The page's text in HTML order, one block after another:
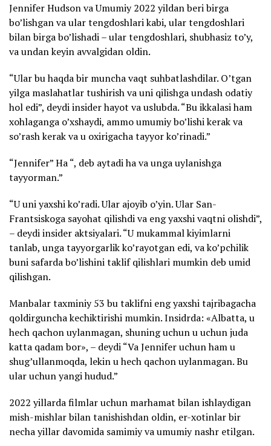
Jennifer Hudson va Umumiy 2022 yildan beri birga
bo’lishgan va ular tengdoshlari kabi, ular tengdoshlari
bilan birga bo’lishadi – ular tengdoshlari, shubhasiz to’y,
va undan keyin avvalgidan oldin.
“Ular bu haqda bir muncha vaqt suhbatlashdilar. O’tgan
yilga maslahatlar tushirish va uni qilishga undash odatiy
hol edi”, deydi insider hayot va uslubda. “Bu ikkalasi ham
xohlaganga o’xshaydi, ammo umumiy bo’lishi kerak va
so’rash kerak va u oxirigacha tayyor ko’rinadi.”
“Jennifer” Ha “, deb aytadi ha va unga uylanishga
tayyorman.”
“U uni yaxshi ko’radi. Ular ajoyib o’yin. Ular San-
Frantsiskoga sayohat qilishdi va eng yaxshi vaqtni olishdi”,
– deydi insider aktsiyalari. “U mukammal kiyimlarni
tanlab, unga tayyorgarlik ko’rayotgan edi, va ko’pchilik
buni safarda bo’lishini taklif qilishlari mumkin deb umid
qilishgan.
Manbalar taxminiy 53 bu taklifni eng yaxshi tajribagacha
qoldirguncha kechiktirishi mumkin. Insidrda: «Albatta, u
hech qachon uylanmagan, shuning uchun u uchun juda
katta qadam bor», – deydi “Va Jennifer uchun ham u
shug’ullanmoqda, lekin u hech qachon uylanmagan. Bu
ular uchun yangi hudud.”
2022 yillarda filmlar uchun marhamat bilan ishlaydigan
mish-mishlar bilan tanishishdan oldin, er-xotinlar bir
necha yillar davomida samimiy va umumiy nashr etilgan.